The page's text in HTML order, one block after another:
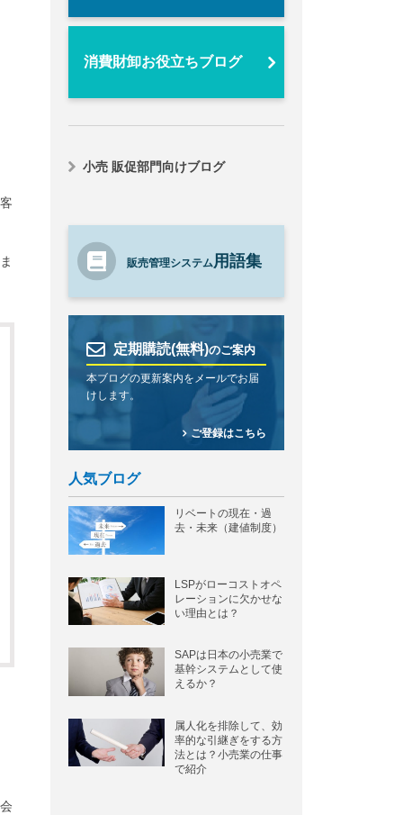
消費財卸お役立ちブログ
小売 販促部門向けブログ
販売管理システム用語集
定期購読(無料)のご案内
本ブログの更新案内をメールでお届
けします。
ご登録はこちら
人気ブログ
リベートの現在・過
去・未来（建値制度）
LSPがローコストオペ
レーションに欠かせな
い理由とは？
SAPは日本の小売業で
基幹システムとして使
えるか？
属人化を排除して、効
率的な引継ぎをする方
法とは？小売業の仕事
で紹介